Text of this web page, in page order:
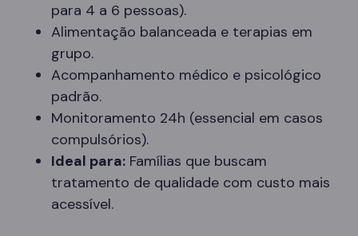
para 4 a 6 pessoas).
Alimentação balanceada e terapias em
grupo.
Acompanhamento médico e psicológico
padrão.
Monitoramento 24h (essencial em casos
compulsórios).
Ideal para: Famílias que buscam
tratamento de qualidade com custo mais
acessível.